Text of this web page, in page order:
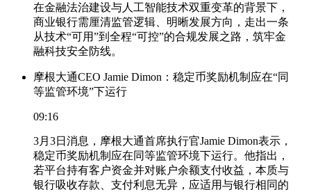
在金融法治建设与人工智能技术双重变革的背景下，
商业银行需厘清监管逻辑、明晰发展方向，走出一条
从技术“可用”到全程“可控”的合规发展之路，筑牢金
融科技安全防线。
摩根大通CEO Jamie Dimon：稳定币奖励机制应在“同
等监管环境”下运行
09:16
3月3日消息，摩根大通首席执行官Jamie Dimon表示，
稳定币奖励机制应在同等监管环境下运行。他指出，
若平台持有客户资金并对账户余额支付收益，本质与
银行吸收存款、支付利息无异，应适用与银行相同的